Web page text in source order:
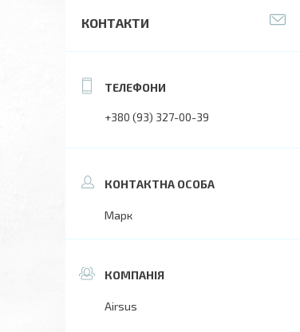
КОНТАКТИ
+380 (93) 327-00-39
Марк
Airsus